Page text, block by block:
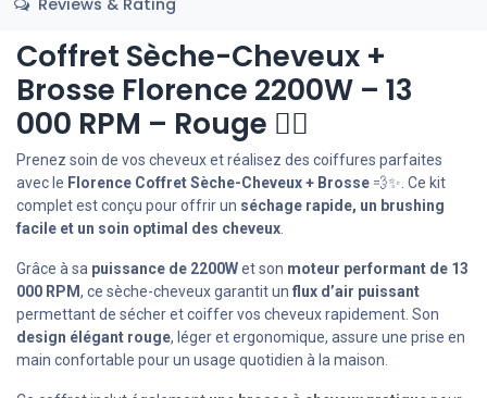
Reviews & Rating
Coffret Sèche-Cheveux +
Brosse Florence 2200W – 13
000 RPM – Rouge 💇‍♀️
Prenez soin de vos cheveux et réalisez des coiffures parfaites
avec le Florence Coffret Sèche-Cheveux + Brosse 💨✨. Ce kit
complet est conçu pour offrir un séchage rapide, un brushing
facile et un soin optimal des cheveux
Grâce à sa puissance de 2200Wet son moteur performant de 13
000 RPM, ce sèche-cheveux garantit un flux d’air puissant
permettant de sécher et coiffer vos cheveux rapidement. Son
design élégant rouge, léger et ergonomique, assure une prise en
main confortable pour un usage quotidien à la maison.